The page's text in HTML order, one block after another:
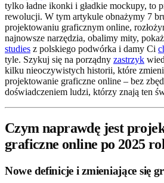
tylko ładne ikonki i gładkie mockupy, to
rewolucji. W tym artykule obnażymy 7
projektowaniu graficznym online,
najnowsze narzędzia, obalimy mity,
studies z polskiego podwórka i damy Ci
tyle. Szykuj się na porządny zastrzyk
kilku nieoczywistych historii, które
projektowanie graficzne online – bez
doświadczeniem ludzi, którzy znają ten
Czym naprawdę jest
graficzne online po 2025
Nowe definicje i zmieniające się